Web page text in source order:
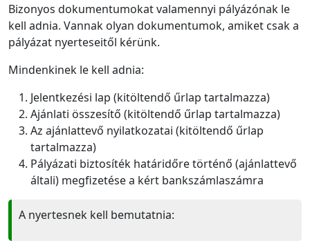
Bizonyos dokumentumokat valamennyi pályázónak le
kell adnia. Vannak olyan dokumentumok, amiket csak a
pályázat nyerteseitől kérünk.
Mindenkinek le kell adnia:
Jelentkezési lap (kitöltendő űrlap tartalmazza)
Ajánlati összesítő (kitöltendő űrlap tartalmazza)
Az ajánlattevő nyilatkozatai (kitöltendő űrlap
tartalmazza)
Pályázati biztosíték határidőre történő (ajánlattevő
általi) megfizetése a kért bankszámlaszámra
A nyertesnek kell bemutatnia: